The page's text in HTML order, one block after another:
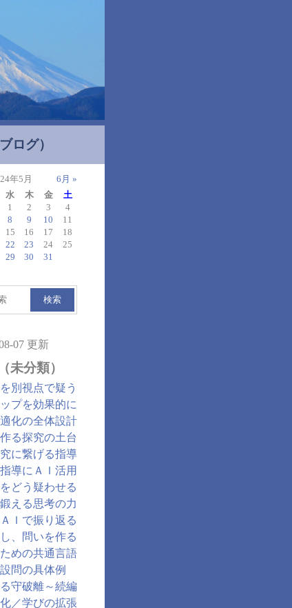
ログ）
年5月
水 木 金
土
1
2 3
4
8 9 10
11
15 16 17
18
22 23 24
25
29 30 31
6月 »
検索
07 更新
未分類）
別視点で疑う
プを効果的に
化の全体設計
る探究の土台
に繋げる指導
導にＡＩ活用
どう疑わせる
える思考の力
Ｉで振り返る
、問いを作る
めの共通言語
問の具体例
守破離～続編
／学びの拡張